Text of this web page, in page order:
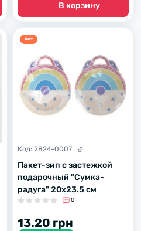
В корзину
Хит
Код: 2824-0007
Пакет-зип с застежкой
подарочный "Сумка-
радуга" 20х23.5 см
0
13.20 грн